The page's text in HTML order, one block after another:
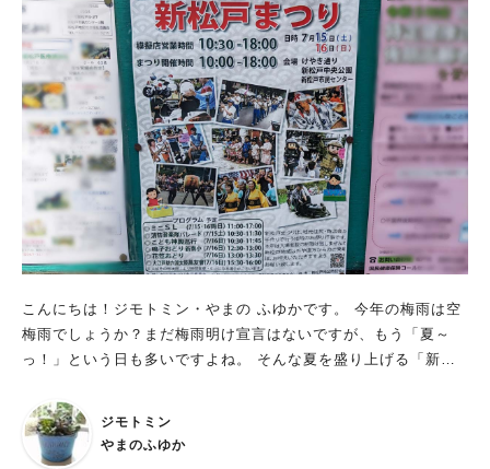
こんにちは！ジモトミン・やまの ふゆかです。 今年の梅雨は空
梅雨でしょうか？まだ梅雨明け宣言はないですが、もう「夏～
っ！」という日も多いですよね。 そんな夏を盛り上げる「新松
15日（土）・16日（日） コロナ前の新松戸まつりは、それはそ
れは大賑わい！駅から浴衣を来た人がおまつり会場を目指して歩
いていたり、たくさんの出店が出たり…。 新松戸育ちの私にと
ジモトミン
やまのふゆか